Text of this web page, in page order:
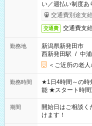
い／週払い制度あ
完了次第のお支払
交通費別途支
交通費 交通費支
勤務地
新潟県新発田市
西新発田駅 / 中
＜ご近所の老
勤務時間
★1日4時間～の時短シフトOK ★もち
能 ★スタート時間
20:00 など 残業なし！ ※Wワークの場合、他のお
週40時間超の就
間以上勤務は社会
（日雇い派遣の原
期間
開始日はご相談
けます！